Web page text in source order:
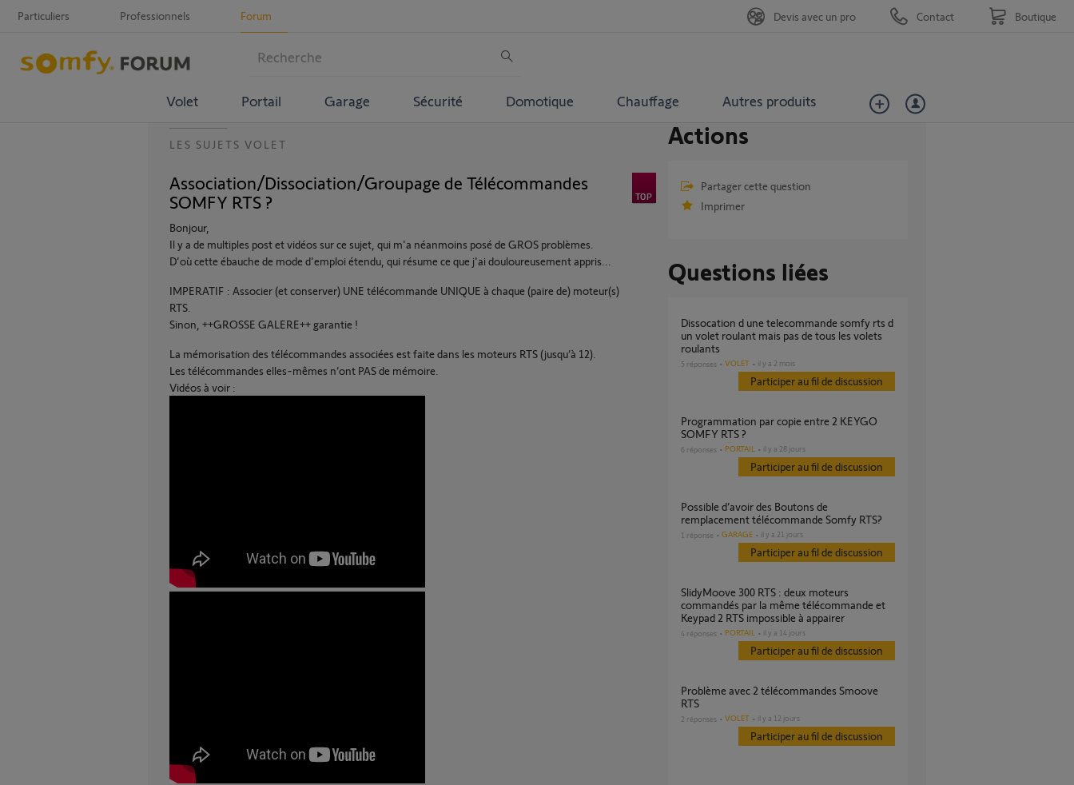
Particuliers Professionnels Forum
Volet Portail Garage Sécurité Domotique Chauffage Autres produits
Devis avec un pro Contact Boutique
LES SUJETS VOLET
Association/Dissociation/Groupage de Télécommandes
SOMFY RTS ?
Bonjour,
Il y a de multiples post et vidéos sur ce sujet, qui m'a néanmoins posé de GROS problèmes.
D'où cette ébauche de mode d'emploi étendu, qui résume ce que j'ai douloureusement appris...
IMPERATIF : Associer (et conserver) UNE télécommande UNIQUE à chaque (paire de) moteur(s)
RTS.
Sinon, ++GROSSE GALERE++ garantie !
La mémorisation des télécommandes associées est faite dans les moteurs RTS (jusqu’à 12).
Les télécommandes elles-mêmes n’ont PAS de mémoire.
Vidéos à voir :
Actions
Partager cette question
Imprimer
Questions liées
dissocation d une telecommande somfy rts d
un volet roulant mais pas de tous les volets
roulants
5 réponses VOLET il y a 2 mois
Participer au fil de discussion
Programmation par copie entre 2 KEYGO
SOMFY RTS ?
6 réponses PORTAIL il y a 28 jours
Participer au fil de discussion
Possible d’avoir des Boutons de
remplacement télécommande Somfy RTS?
1 réponse GARAGE il y a 21 jours
Participer au fil de discussion
SlidyMoove 300 RTS : deux moteurs
commandés par la même télécommande et
Keypad 2 RTS impossible à appairer
4 réponses PORTAIL il y a 14 jours
Participer au fil de discussion
Problème avec 2 télécommandes Smoove
RTS
2 réponses VOLET il y a 12 jours
Participer au fil de discussion